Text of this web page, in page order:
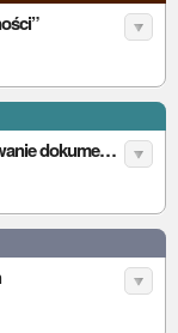
Bitwa warszawska - apel o przekazywanie dokumentów